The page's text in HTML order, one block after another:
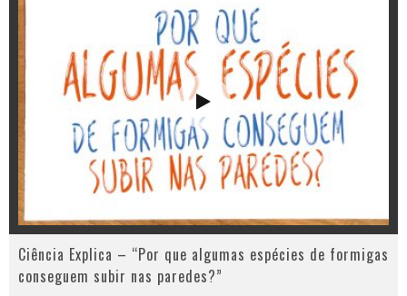
Ciência Explica – “Por que algumas espécies de formigas
conseguem subir nas paredes?”